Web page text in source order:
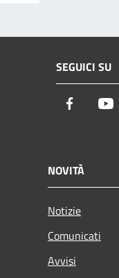
SEGUICI SU
Facebook
NOVITÀ
Notizie
Comunicati
Avvisi